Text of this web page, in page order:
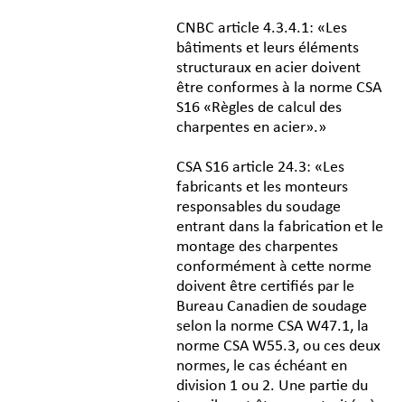
CNBC article 4.3.4.1: «Les
bâtiments et leurs éléments
structuraux en acier doivent
être conformes à la norme CSA
S16 «Règles de calcul des
charpentes en acier».»
CSA S16 article 24.3: «Les
fabricants et les monteurs
responsables du soudage
entrant dans la fabrication et le
montage des charpentes
conformément à cette norme
doivent être certifiés par le
Bureau Canadien de soudage
selon la norme CSA W47.1, la
norme CSA W55.3, ou ces deux
normes, le cas échéant en
division 1 ou 2. Une partie du